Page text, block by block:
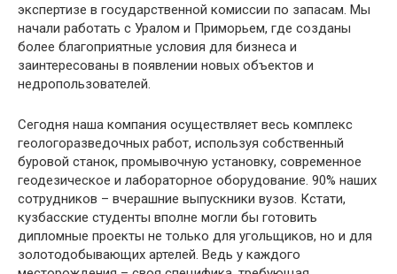
экспертизе в государственной комиссии по запасам. Мы
начали работать с Уралом и Приморьем, где созданы
более благоприятные условия для бизнеса и
заинтересованы в появлении новых объектов и
недропользователей.
Сегодня наша компания осуществляет весь комплекс
геологоразведочных работ, используя собственный
буровой станок, промывочную установку, современное
геодезическое и лабораторное оборудование. 90% наших
сотрудников – вчерашние выпускники вузов. Кстати,
кузбасские студенты вполне могли бы готовить
дипломные проекты не только для угольщиков, но и для
золотодобывающих артелей. Ведь у каждого